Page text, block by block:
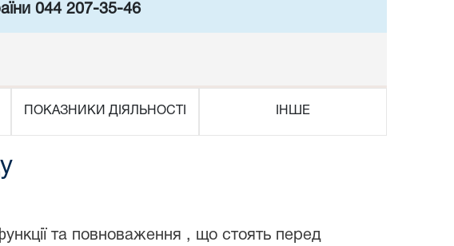
044 207-35-46
ПОКАЗНИКИ ДІЯЛЬНОСТІ ІНШЕ
та повноваження , що стоять перед